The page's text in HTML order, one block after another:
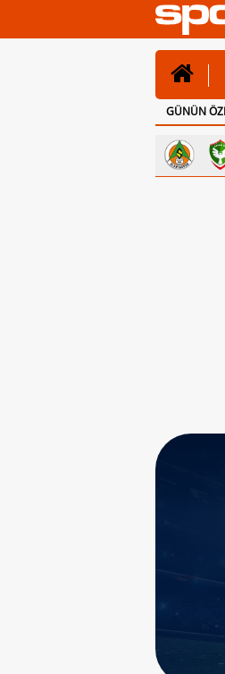
GÜNÜN
CANLI